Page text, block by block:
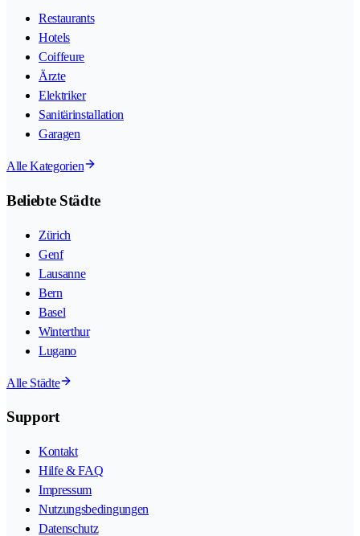
Restaurants
Hotels
Coiffeure
Ärzte
Elektriker
Sanitärinstallation
Garagen
Alle Kategorien
Beliebte Städte
Zürich
Genf
Lausanne
Bern
Basel
Winterthur
Lugano
Alle Städte
Support
Kontakt
Hilfe & FAQ
Impressum
Nutzungsbedingungen
Datenschutz